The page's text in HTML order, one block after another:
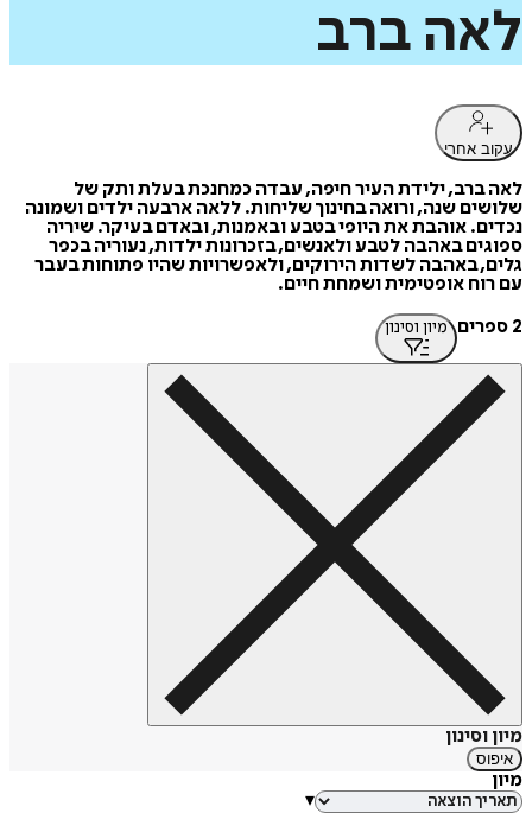
לאה ברב
עקוב אחרי
לאה ברב, ילידת העיר חיפה, עבדה כמחנכת בעלת ותק של
שלושים שנה, ורואה בחינוך שליחות. ללאה ארבעה ילדים ושמונה
נכדים. אוהבת את היופי בטבע ובאמנות, ובאדם בעיקר. שיריה
ספוגים באהבה לטבע ולאנשים, בזכרונות ילדות, נעוריה בכפר
גלים, באהבה לשדות הירוקים, ולאפשרויות שהיו פתוחות בעבר
עם רוח אופטימית ושמחת חיים.
2 ספרים
מיון וסינון
מיון וסינון
איפוס
מיון
▾